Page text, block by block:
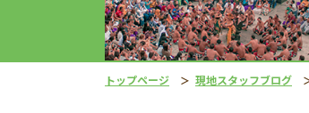
トップページ 現地スタッフブログ